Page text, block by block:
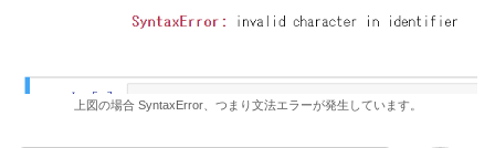
上図の場合 SyntaxError、つまり文法エラーが発生しています。